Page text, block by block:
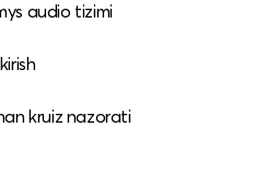
audio tizimi
kruiz nazorati